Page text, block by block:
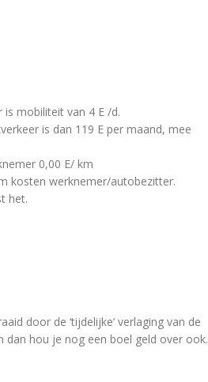
mobiliteit van 4 E /d.
is dan 119 E per maand, mee
0,00 E/ km
kosten werknemer/autobezitter.
het.
door de ‘tijdelijke’ verlaging van de
dan hou je nog een boel geld over ook.